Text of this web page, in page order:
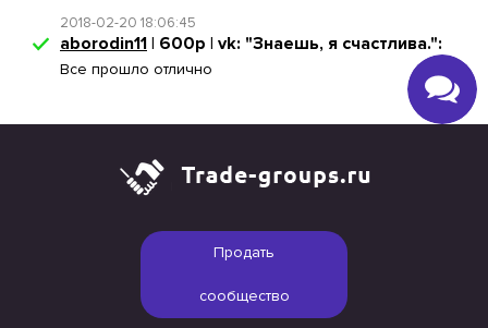
2018-02-20 18:06:45
aborodin11 | 600р | vk: "Знаешь, я счастлива.":
Все прошло отлично
Продать
сообщество